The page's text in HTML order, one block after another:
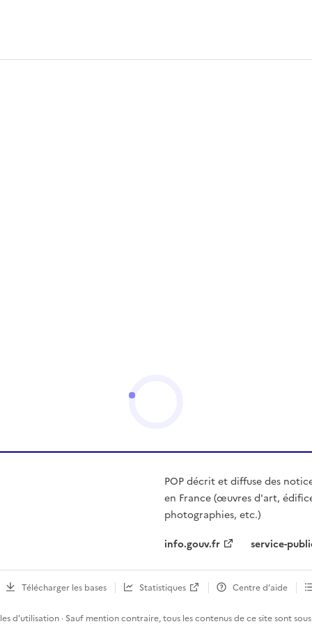
POP décrit et diffuse des
en France (œuvres d'art,
photographies, etc.)
info.gouv.fr
service-
Télécharger les bases Statistiques Centre d’aide
d'utilisation · Sauf mention contraire, tous les contenus de ce site sont sous